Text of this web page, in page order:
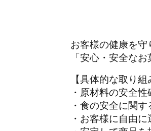
【具体的な取り組
・原材料の安全性
・食の安全に関
・お客様に自由
お客様の健康を守
「安心・安全な